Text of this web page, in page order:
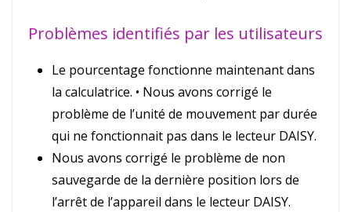
Problèmes identifiés par les utilisateurs
Le pourcentage fonctionne maintenant dans
la calculatrice. • Nous avons corrigé le
problème de l’unité de mouvement par durée
qui ne fonctionnait pas dans le lecteur DAISY.
Nous avons corrigé le problème de non
sauvegarde de la dernière position lors de
l’arrêt de l’appareil dans le lecteur DAISY.